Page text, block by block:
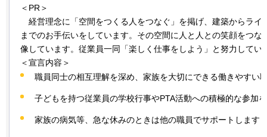
＜PR＞
経営理念に「空間をつくる人をつなぐ」を掲げ、建築からライ
までのお手伝いをしています。その空間に人と人との笑顔をつな
像しています。従業員一同「楽しく仕事をしよう」と努力してい
＜宣言内容＞
職員同士の相互理解を深め、家族を大切にできる働きやすい
子どもを持つ従業員の学校行事やPTA活動への積極的な参加
家族の病気等、急な休みのときは他の職員でサポートします